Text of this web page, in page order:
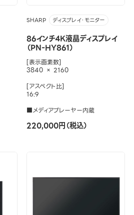
SHARP ディスプレイ・モニター
86インチ4K液晶ディスプレイ
（PN-HY861）
[表示画素数]
3840 × 2160
[アスペクト比]
16:9
■メディアプレーヤー内蔵
220,000円（税込）